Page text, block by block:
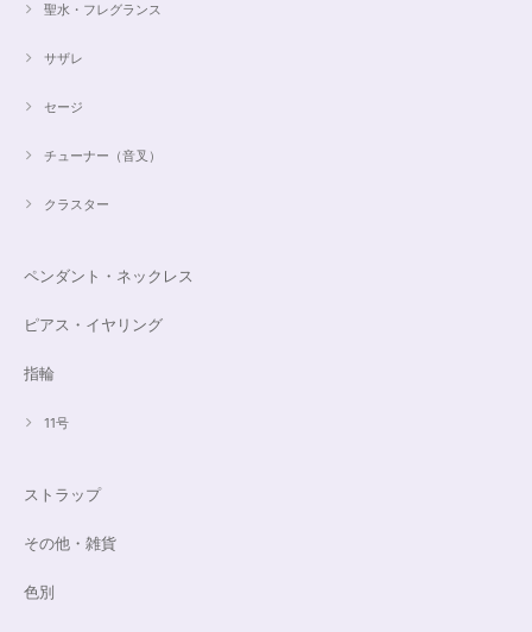
聖水・フレグランス
サザレ
セージ
チューナー（音叉）
クラスター
ペンダント・ネックレス
ピアス・イヤリング
指輪
11号
ストラップ
その他・雑貨
色別